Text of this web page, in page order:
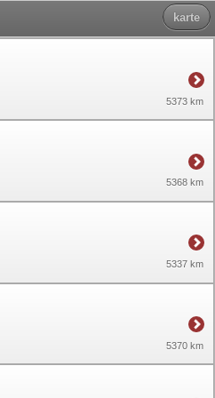
karte
5373 km
5368 km
5337 km
5370 km